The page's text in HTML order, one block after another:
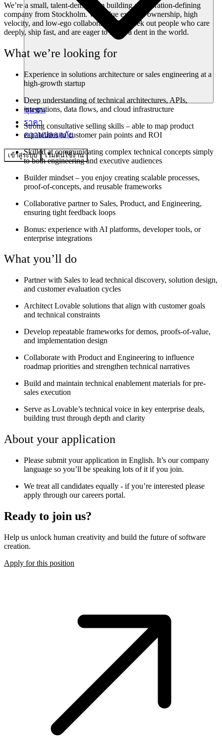
ชุมชน
ราคา
ความปลอดภัย
เข้าสู่ระบบ เริ่มต้นใช้งาน
We’re a small, talent-dense team building a generation-defining
company from Stockholm. We value extreme ownership, high
velocity, and low-ego collaboration. We seek out people who care
deeply, ship fast, and are eager to make a dent in the world.
What we’re looking for
Experience in solutions architecture or sales engineering at a
high-growth startup
Deep understanding of technical architectures, APIs,
integrations, data flows, and cloud infrastructure
Strong consultative selling skills – able to map product
capabilities to customer pain points and ROI
Skilled at communicating complex technical concepts simply
to both engineering and executive audiences
Builder mindset – you enjoy creating scalable processes,
proof-of-concepts, and reusable frameworks
Collaborative partner to Sales, Product, and Engineering,
ensuring tight feedback loops
Bonus: experience with AI platforms, developer tools, or
enterprise integrations
What you’ll do
Partner with Sales to lead technical discovery, solution design,
and customer evaluation cycles
Architect Lovable solutions that align with customer goals
and technical constraints
Develop repeatable frameworks for demos, proofs-of-value,
and implementation design
Collaborate with Product and Engineering to influence
roadmap priorities and strengthen technical narratives
Build and maintain technical enablement materials for pre-
sales execution
Serve as Lovable’s technical voice in key enterprise deals,
building trust through depth and clarity
About your application
Please submit your application in English. It’s our company
language so you’ll be speaking lots of it if you join.
We treat all candidates equally - if you’re interested please
apply through our careers portal.
Ready to join us?
Help us unlock human creativity and build the future of software
creation.
Apply for this position